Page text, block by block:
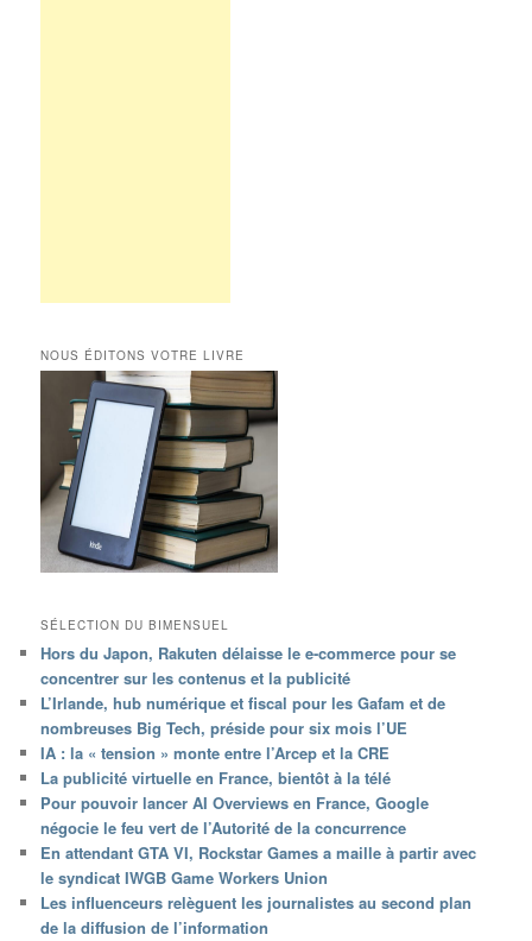
NOUS ÉDITONS VOTRE LIVRE
SÉLECTION DU BIMENSUEL
Hors du Japon, Rakuten délaisse le e-commerce pour se
concentrer sur les contenus et la publicité
L’Irlande, hub numérique et fiscal pour les Gafam et de
nombreuses Big Tech, préside pour six mois l’UE
IA : la « tension » monte entre l’Arcep et la CRE
La publicité virtuelle en France, bientôt à la télé
Pour pouvoir lancer AI Overviews en France, Google
négocie le feu vert de l’Autorité de la concurrence
En attendant GTA VI, Rockstar Games a maille à partir avec
le syndicat IWGB Game Workers Union
Les influenceurs relèguent les journalistes au second plan
de la diffusion de l’information